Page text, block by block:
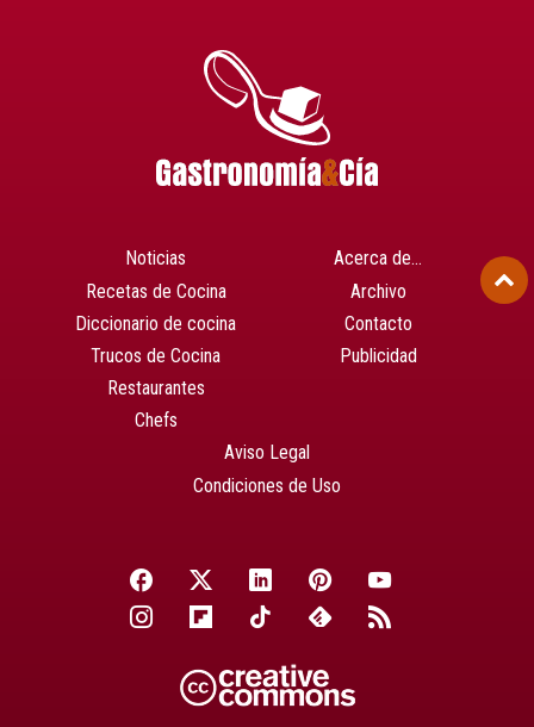
Noticias
Recetas de Cocina
Diccionario de cocina
Trucos de Cocina
Restaurantes
Chefs
Acerca de…
Archivo
Contacto
Publicidad
Aviso Legal
Condiciones de Uso